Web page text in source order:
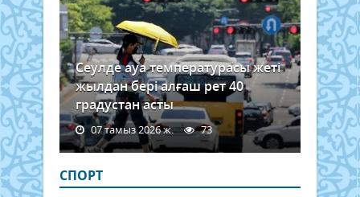
Сеулде ауа температурасы жеті
жылдан бері алғаш рет 40
градустан асты
07 тамыз 2026 ж. 73
СПОРТ